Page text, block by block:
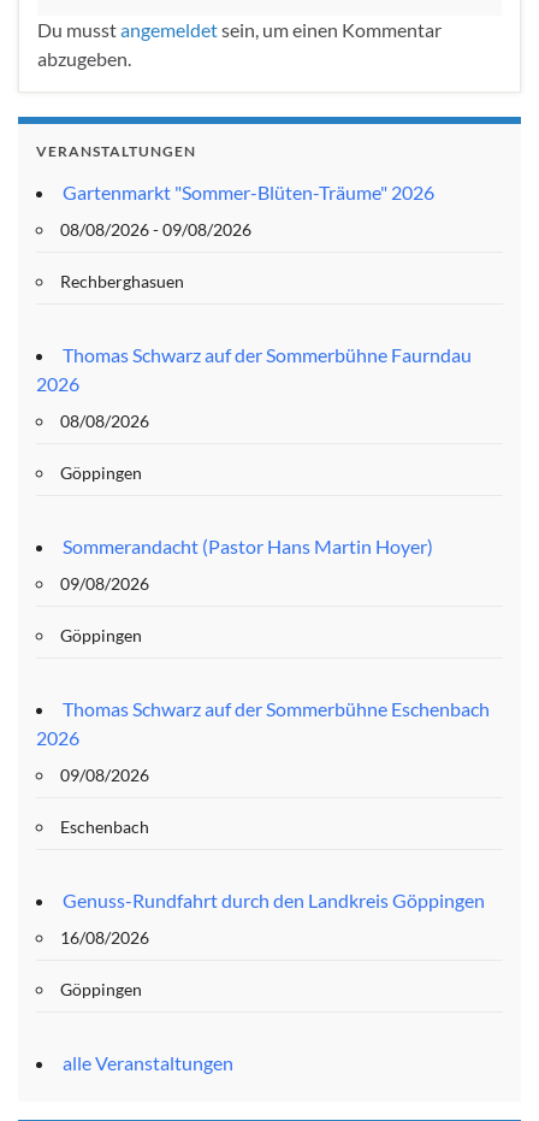
Du musstangemeldetsein, um einen Kommentar
abzugeben.
VERANSTALTUNGEN
Gartenmarkt "Sommer-Blüten-Träume" 2026
08/08/2026 - 09/08/2026
Rechberghasuen
Thomas Schwarz auf der Sommerbühne Faurndau
2026
08/08/2026
Göppingen
Sommerandacht (Pastor Hans Martin Hoyer)
09/08/2026
Göppingen
Thomas Schwarz auf der Sommerbühne Eschenbach
2026
09/08/2026
Eschenbach
Genuss-Rundfahrt durch den Landkreis Göppingen
16/08/2026
Göppingen
alle Veranstaltungen